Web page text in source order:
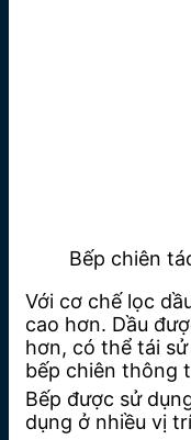
Bếp chiên
Với cơ chế lọc
cao hơn. Dầu
hơn, có thể tái
bếp chiên thông
Bếp được sử
dụng ở nhiều vị